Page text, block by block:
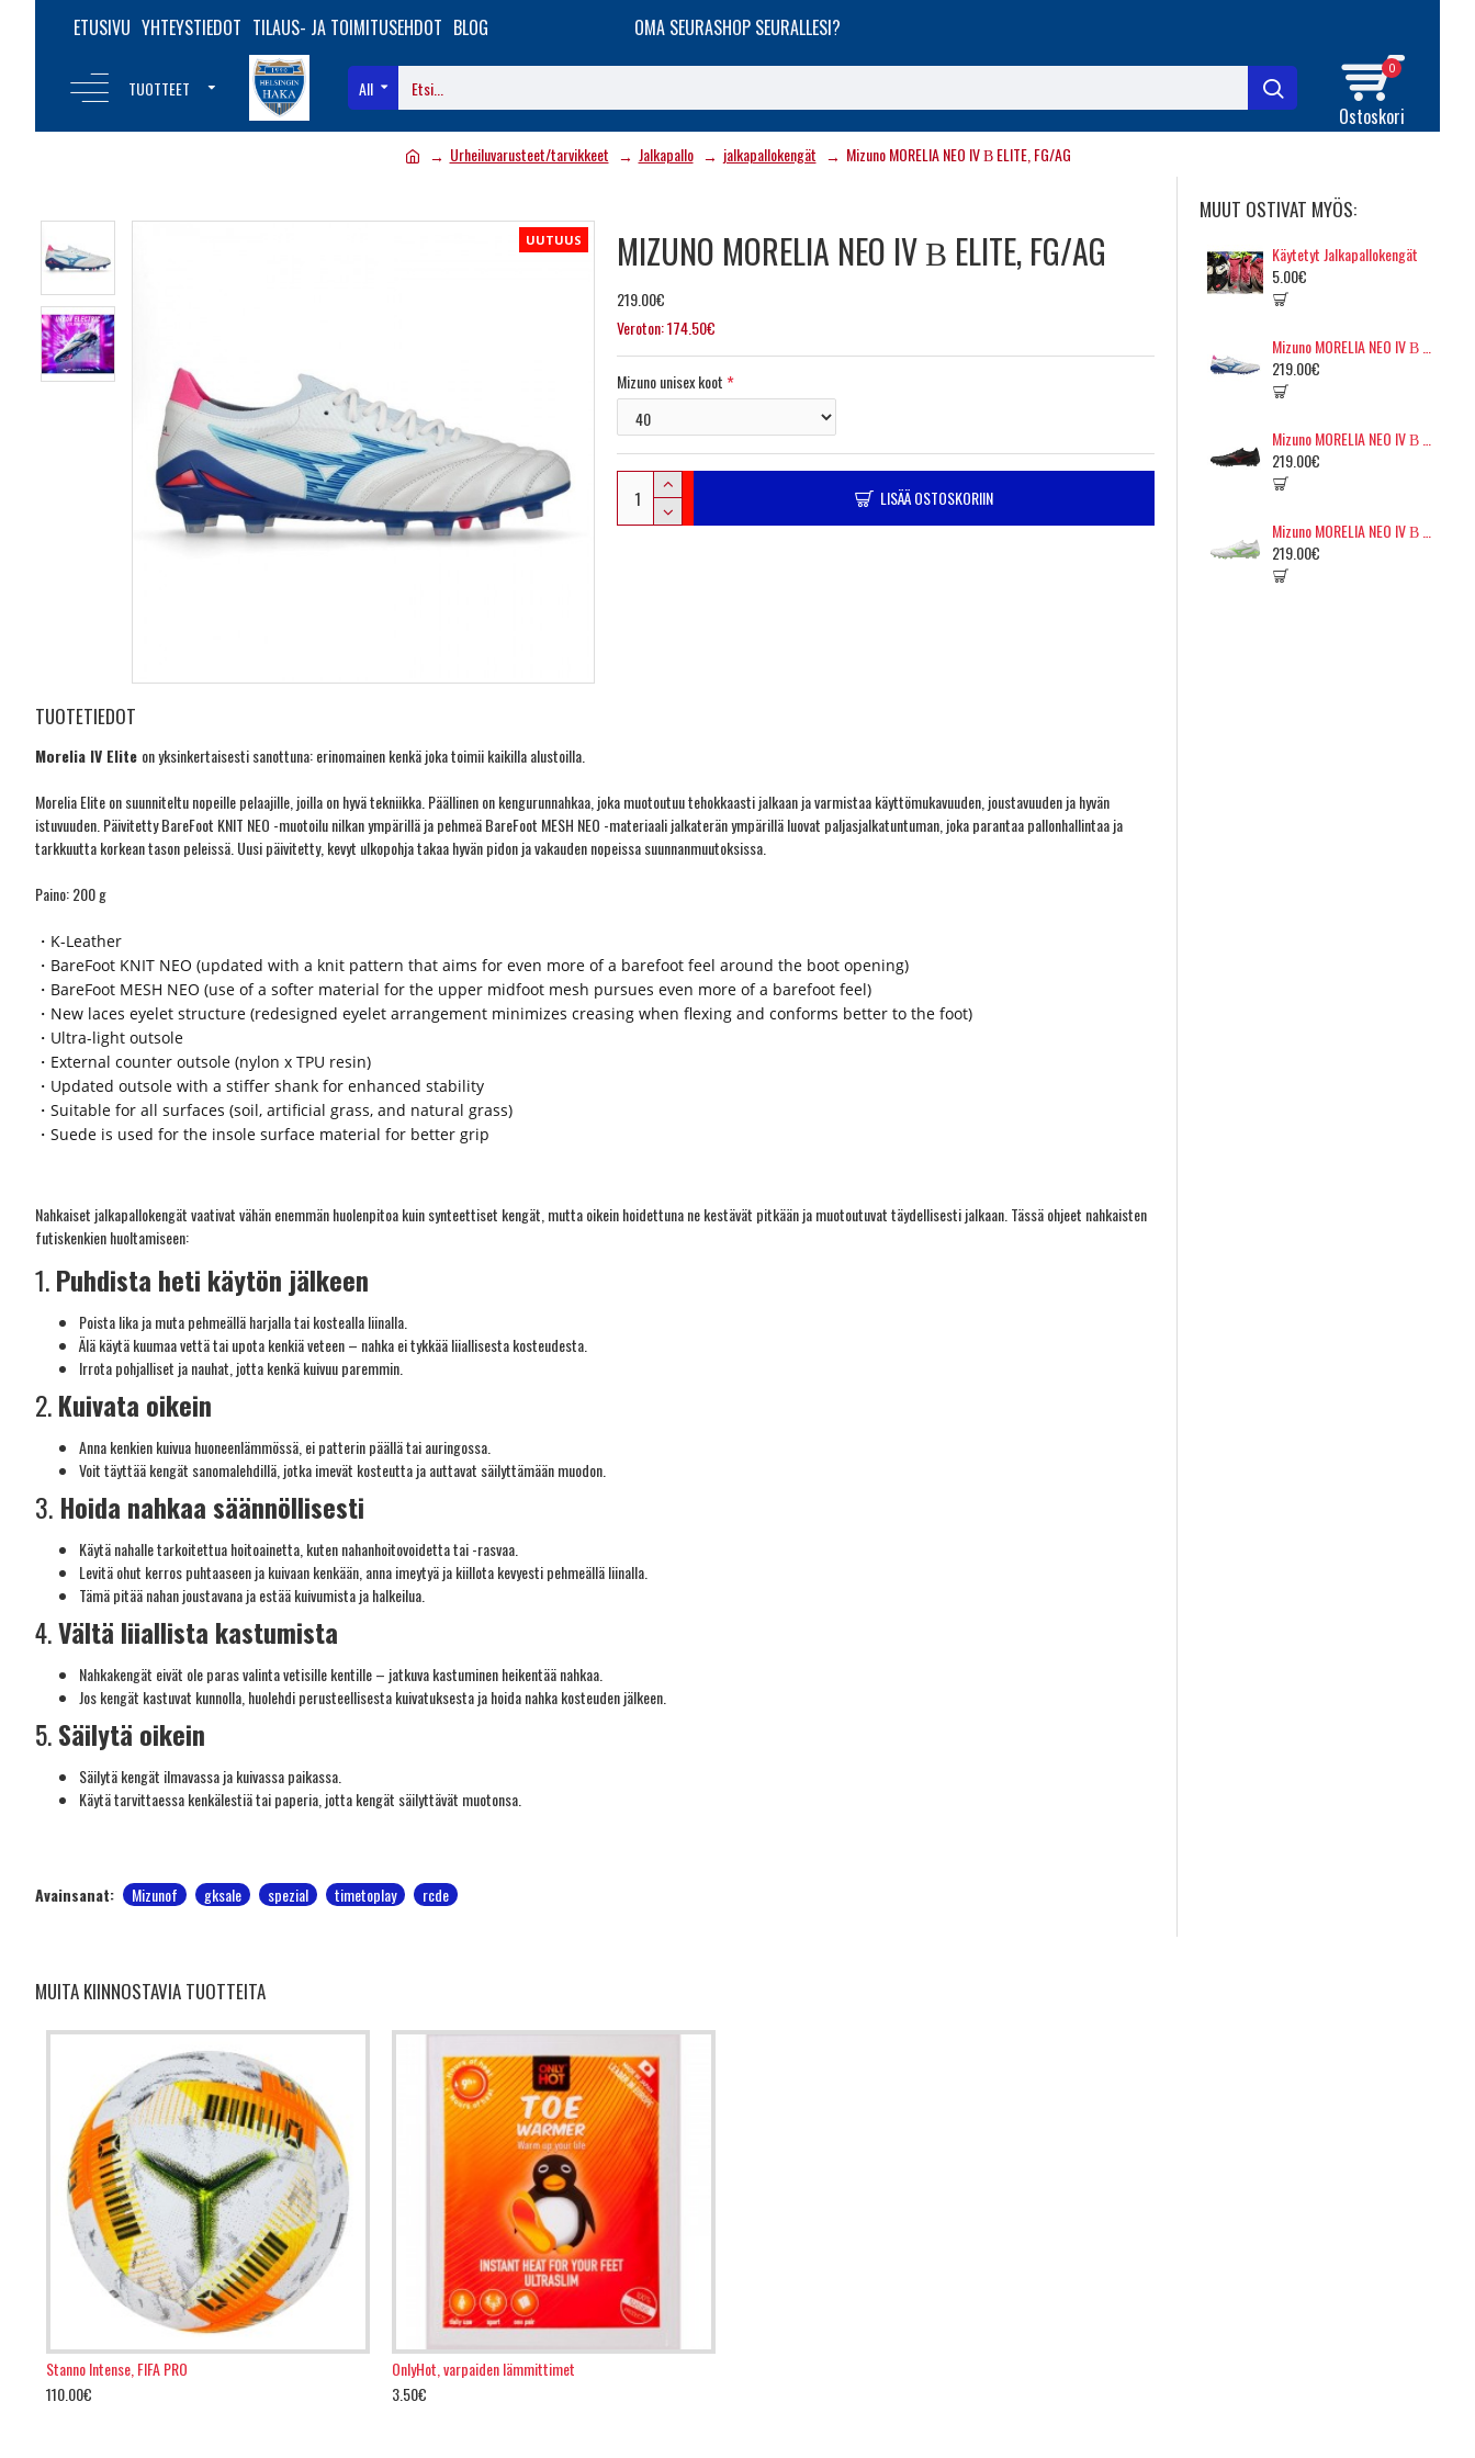
ETUSIVU YHTEYSTIEDOT TILAUS- JA TOIMITUSEHDOT BLOG OMA SEURASHOP SEURALLESI?
TUOTTEET All
Ostoskori
0
Urheiluvarusteet/tarvikkeet Jalkapallo jalkapallokengät Mizuno MORELIA NEO IV Β ELITE, FG/AG
UUTUUS MIZUNO MORELIA NEO IV Β ELITE, FG/AG
219.00€
Veroton: 174.50€
Mizuno unisex koot
LISÄÄ OSTOSKORIIN
TUOTETIEDOT
Morelia IV Elite on yksinkertaisesti sanottuna: erinomainen kenkä joka toimii kaikilla alustoilla.
Morelia Elite on suunniteltu nopeille pelaajille, joilla on hyvä tekniikka. Päällinen on kengurunnahkaa, joka muotoutuu tehokkaasti jalkaan ja varmistaa käyttömukavuuden, joustavuuden ja hyvän
istuvuuden. Päivitetty BareFoot KNIT NEO -muotoilu nilkan ympärillä ja pehmeä BareFoot MESH NEO -materiaali jalkaterän ympärillä luovat paljasjalkatuntuman, joka parantaa pallonhallintaa ja
tarkkuutta korkean tason peleissä. Uusi päivitetty, kevyt ulkopohja takaa hyvän pidon ja vakauden nopeissa suunnanmuutoksissa.
Paino: 200 g
・K-Leather
・BareFoot KNIT NEO (updated with a knit pattern that aims for even more of a barefoot feel around the boot opening)
・BareFoot MESH NEO (use of a softer material for the upper midfoot mesh pursues even more of a barefoot feel)
・New laces eyelet structure (redesigned eyelet arrangement minimizes creasing when flexing and conforms better to the foot)
・Ultra-light outsole
・External counter outsole (nylon x TPU resin)
・Updated outsole with a stiffer shank for enhanced stability
・Suitable for all surfaces (soil, artificial grass, and natural grass)
・Suede is used for the insole surface material for better grip
Nahkaiset jalkapallokengät vaativat vähän enemmän huolenpitoa kuin synteettiset kengät, mutta oikein hoidettuna ne kestävät pitkään ja muotoutuvat täydellisesti jalkaan. Tässä ohjeet nahkaisten
futiskenkien huoltamiseen:
1.Puhdista heti käytön jälkeen
Poista lika ja muta pehmeällä harjalla tai kostealla liinalla.
Älä käytä kuumaa vettä tai upota kenkiä veteen – nahka ei tykkää liiallisesta kosteudesta.
Irrota pohjalliset ja nauhat, jotta kenkä kuivuu paremmin.
2.Kuivata oikein
Anna kenkien kuivua huoneenlämmössä, ei patterin päällä tai auringossa.
Voit täyttää kengät sanomalehdillä, jotka imevät kosteutta ja auttavat säilyttämään muodon.
3. Hoida nahkaa säännöllisesti
Käytä nahalle tarkoitettua hoitoainetta, kuten nahanhoitovoidetta tai -rasvaa.
Levitä ohut kerros puhtaaseen ja kuivaan kenkään, anna imeytyä ja kiillota kevyesti pehmeällä liinalla.
Tämä pitää nahan joustavana ja estää kuivumista ja halkeilua.
4.Vältä liiallista kastumista
Nahkakengät eivät ole paras valinta vetisille kentille – jatkuva kastuminen heikentää nahkaa.
Jos kengät kastuvat kunnolla, huolehdi perusteellisesta kuivatuksesta ja hoida nahka kosteuden jälkeen.
5.Säilytä oikein
Säilytä kengät ilmavassa ja kuivassa paikassa.
Käytä tarvittaessa kenkälestiä tai paperia, jotta kengät säilyttävät muotonsa.
Avainsanat: Mizunof gksale spezial timetoplay rcde
MUUT OSTIVAT MYÖS:
Käytetyt Jalkapallokengät
5.00€
219.00€
219.00€
219.00€
MUITA KIINNOSTAVIA TUOTTEITA
Stanno Intense, FIFA PRO
110.00€
OnlyHot, varpaiden lämmittimet
3.50€